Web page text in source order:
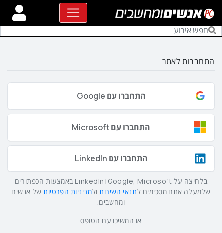
התחברות לאתר
התחברו עם Google
התחברו עם Microsoft
התחברו עם LinkedIn
בלחיצה על Google, Microsoft וLinkedIn באמצעות הכפתורים
שלמעלה אתם מסכימים לתנאי השירותולמדיניות הפרטיותשל אנשים
ומחשבים.
או המשיכו עם הטופס